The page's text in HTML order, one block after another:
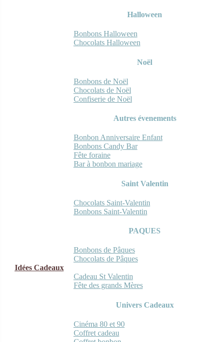
Halloween
Bonbons Halloween
Chocolats Halloween
Noël
Bonbons de Noël
Chocolats de Noël
Confiserie de Noël
Autres évenements
Bonbon Anniversaire Enfant
Bonbons Candy Bar
Fête foraine
Bar à bonbon mariage
Saint Valentin
Chocolats Saint-Valentin
Bonbons Saint-Valentin
PAQUES
Bonbons de Pâques
Chocolats de Pâques
Idées Cadeaux
Cadeau St Valentin
Fête des grands Mères
Univers Cadeaux
Cinéma 80 et 90
Coffret cadeau